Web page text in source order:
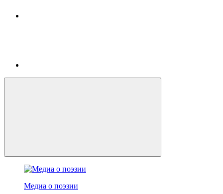
Медиа о поэзии